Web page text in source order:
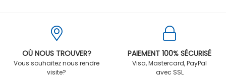
OÙ NOUS TROUVER?
Vous souhaitez nous rendre
visite?
PAIEMENT 100% SÉCURISÉ
Visa, Mastercard, PayPal
avec SSL